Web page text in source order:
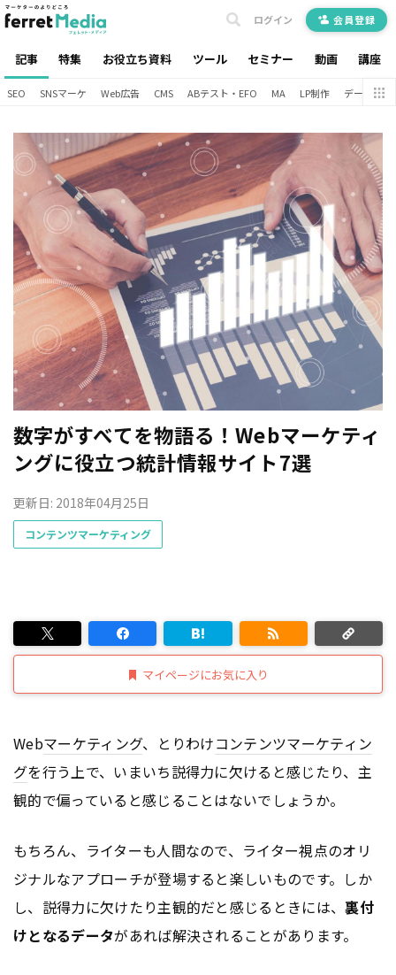
記事 特集 お役立ち資料 ツール セミナー 動画 講座
ログイン 会員登録
SEO SNSマーケ Web広告 CMS ABテスト・EFO MA LP制作 データ分析
数字がすべてを物語る！Webマーケティ
ングに役立つ統計情報サイト7選
更新日: 2018年04月25日
コンテンツマーケティング
マイページにお気に入り
Webマーケティング、とりわけコンテンツマーケティン
グを行う上で、いまいち説得力に欠けると感じたり、主
観的で偏っていると感じることはないでしょうか。
もちろん、ライターも人間なので、ライター視点のオリ
ジナルなアプローチが登場すると楽しいものです。しか
し、説得力に欠けたり主観的だと感じるときには、裏付
けとなるデータがあれば解決されることがあります。